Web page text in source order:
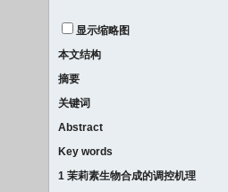
显示缩略图
本文结构
摘要
关键词
Abstract
Key words
1 茉莉素生物合成的调控机理